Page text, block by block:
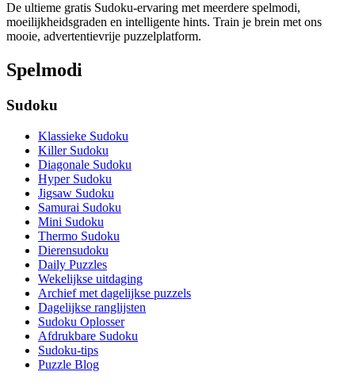
De ultieme gratis Sudoku-ervaring met meerdere spelmodi,
moeilijkheidsgraden en intelligente hints. Train je brein met ons
mooie, advertentievrije puzzelplatform.
Spelmodi
Sudoku
Klassieke Sudoku
Killer Sudoku
Diagonale Sudoku
Hyper Sudoku
Jigsaw Sudoku
Samurai Sudoku
Mini Sudoku
Thermo Sudoku
Dierensudoku
Daily Puzzles
Wekelijkse uitdaging
Archief met dagelijkse puzzels
Dagelijkse ranglijsten
Sudoku Oplosser
Afdrukbare Sudoku
Sudoku-tips
Puzzle Blog